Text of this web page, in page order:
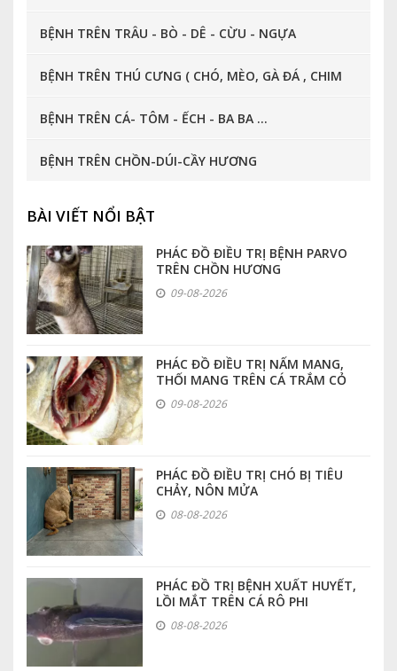
BỆNH TRÊN TRÂU - BÒ - DÊ - CỪU - NGỰA
BỆNH TRÊN THÚ CƯNG ( CHÓ, MÈO, GÀ ĐÁ , CHIM
CẢNH, CÁ CẢNH ... )
BỆNH TRÊN CÁ- TÔM - ẾCH - BA BA ...
BỆNH TRÊN CHỒN-DÚI-CẦY HƯƠNG
BÀI VIẾT NỔI BẬT
PHÁC ĐỒ ĐIỀU TRỊ BỆNH PARVO
TRÊN CHỒN HƯƠNG
09-08-2026
PHÁC ĐỒ ĐIỀU TRỊ NẤM MANG,
THỐI MANG TRÊN CÁ TRẮM CỎ
09-08-2026
PHÁC ĐỒ ĐIỀU TRỊ CHÓ BỊ TIÊU
CHẢY, NÔN MỬA
08-08-2026
PHÁC ĐỒ TRỊ BỆNH XUẤT HUYẾT,
LỒI MẮT TRÊN CÁ RÔ PHI
08-08-2026